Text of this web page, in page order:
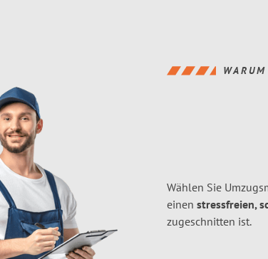
Wählen Sie
einen stressfreien,
zugeschnitten ist.